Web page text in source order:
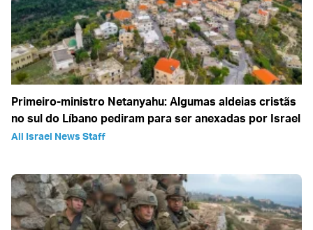
Primeiro-ministro Netanyahu: Algumas aldeias cristãs
no sul do Líbano pediram para ser anexadas por Israel
All Israel News Staff